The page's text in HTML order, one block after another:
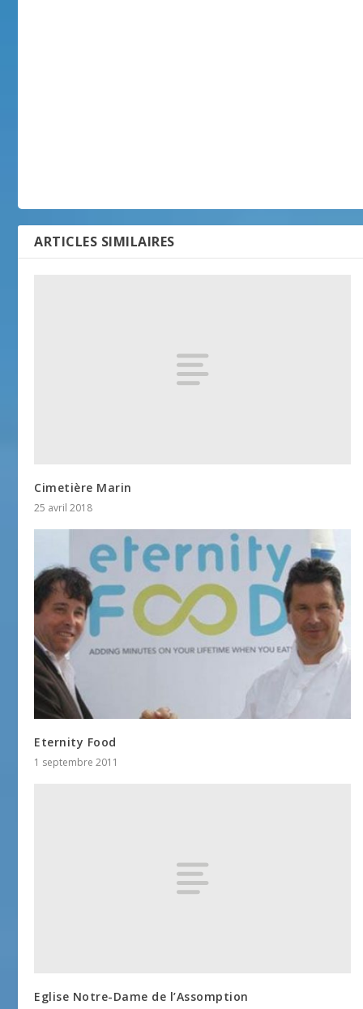
ARTICLES SIMILAIRES
Cimetière Marin
25 avril 2018
Eternity Food
1 septembre 2011
Eglise Notre-Dame de l’Assomption